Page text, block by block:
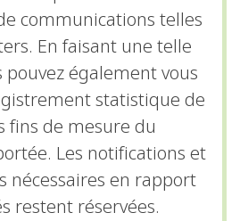
communications telles
En faisant une telle
également vous
statistique de
fins de mesure du
Les notifications et
nécessaires en rapport
restent réservées.